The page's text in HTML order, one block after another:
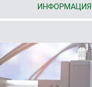
ИНФОРМАЦИЯ